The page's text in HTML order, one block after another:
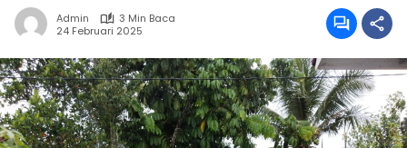
Admin
3 Min Baca
24 Februari 2025